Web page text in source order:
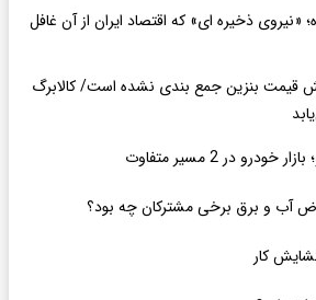
«نیروی ذخیره ای» که اقتصاد ایران از آن غافل
قیمت بنزین جمع بندی نشده است/ کالابرگ
در 2 مسیر متفاوت
آب و برق برخی مشترکان چه بود؟
کار